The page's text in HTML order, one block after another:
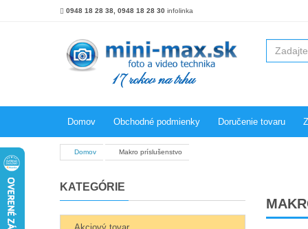
0948 18 28 38, 0948 18 28 30 infolinka
17 rokov na trhu
Domov Obchodné podmienky Doručenie tovaru
Domov Makro príslušenstvo
KATEGÓRIE